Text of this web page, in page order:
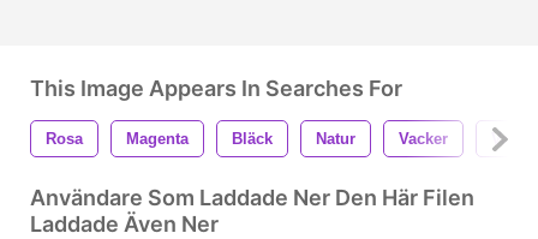
This Image Appears In Searches For
Rosa Magenta Bläck Natur Vacker Vatten
Användare Som Laddade Ner Den Här Filen
Laddade Även Ner